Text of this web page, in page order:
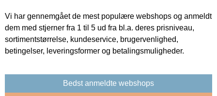
Vi har gennemgået de mest populære webshops og anmeldt
dem med stjerner fra 1 til 5 ud fra bl.a. deres prisniveau,
sortimentstørrelse, kundeservice, brugervenlighed,
betingelser, leveringsformer og betalingsmuligheder.
Bedst anmeldte webshops